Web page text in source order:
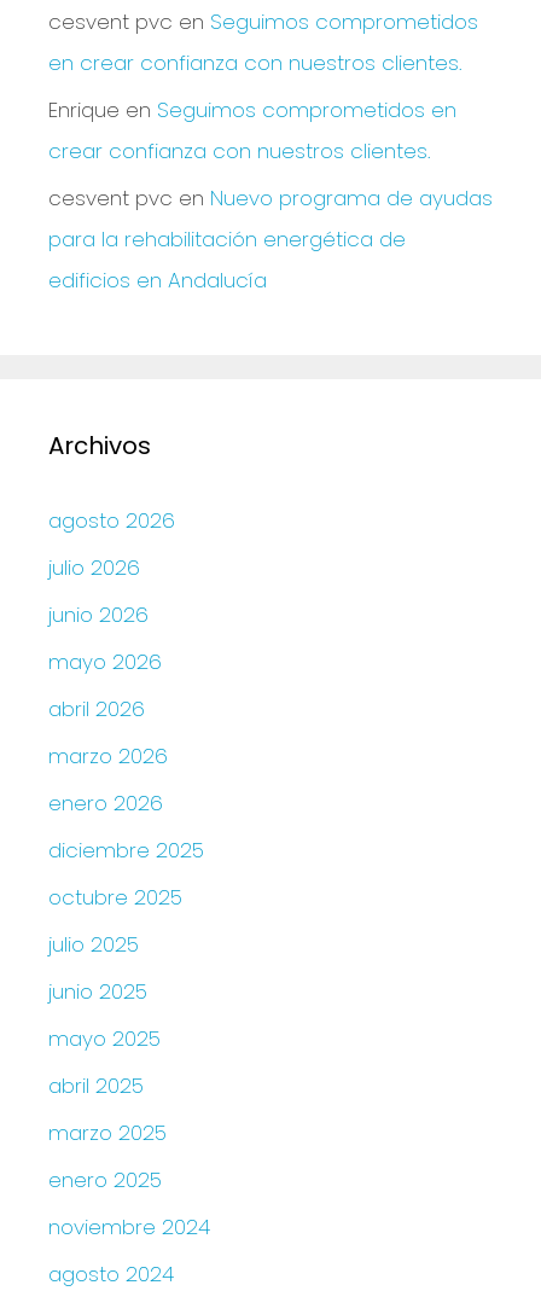
cesvent pvc en Seguimos comprometidos
en crear confianza con nuestros clientes.
Enrique en Seguimos comprometidos en
crear confianza con nuestros clientes.
cesvent pvc en Nuevo programa de ayudas
para la rehabilitación energética de
edificios en Andalucía
Archivos
agosto 2026
julio 2026
junio 2026
mayo 2026
abril 2026
marzo 2026
enero 2026
diciembre 2025
octubre 2025
julio 2025
junio 2025
mayo 2025
abril 2025
marzo 2025
enero 2025
noviembre 2024
agosto 2024